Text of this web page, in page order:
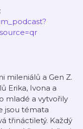
mileniálů a Gen Z.
Erika, Ivona a
mladé a vytvořily
jsou témata
třináctiletý. Každý